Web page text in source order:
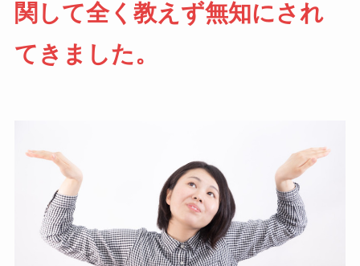
関して全く教えず無知にされ
てきました。